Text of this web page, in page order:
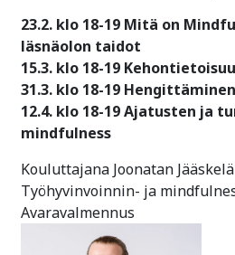
23.2. klo 18-19 Mitä on
läsnäolon taidot
15.3. klo 18-19
31.3. klo 18-19
12.4. klo 18-19 Ajatusten ja
mindfulness
Kouluttajana Joonatan
Työhyvinvoinnin- ja
Avaravalmennus